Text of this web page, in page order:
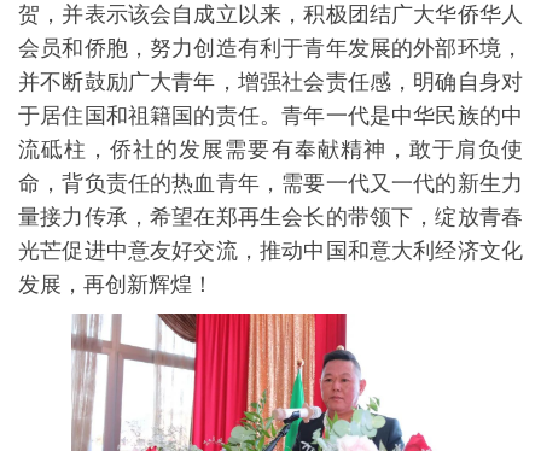
贺，并表示该会自成立以来，积极团结广大华侨华人
会员和侨胞，努力创造有利于青年发展的外部环境，
并不断鼓励广大青年，增强社会责任感，明确自身对
于居住国和祖籍国的责任。青年一代是中华民族的中
流砥柱，侨社的发展需要有奉献精神，敢于肩负使
命，背负责任的热血青年，需要一代又一代的新生力
量接力传承，希望在郑再生会长的带领下，绽放青春
光芒促进中意友好交流，推动中国和意大利经济文化
发展，再创新辉煌！